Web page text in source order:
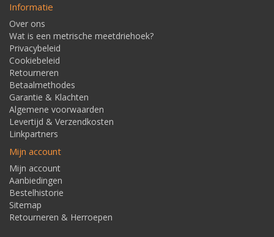
Informatie
Over ons
Wat is een metrische meetdriehoek?
Privacybeleid
Cookiebeleid
Retourneren
Betaalmethodes
Garantie & Klachten
Algemene voorwaarden
Levertijd & Verzendkosten
Linkpartners
Mijn account
Mijn account
Aanbiedingen
Bestelhistorie
Sitemap
Retourneren & Herroepen